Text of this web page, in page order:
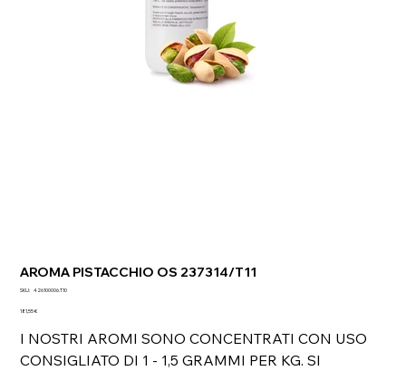
AROMA PISTACCHIO OS 237314/T11
SKU:
SKU
426100006.T10
Prezzo
181,55 €
I NOSTRI AROMI SONO CONCENTRATI CON USO
CONSIGLIATO DI 1 - 1,5 GRAMMI PER KG. SI